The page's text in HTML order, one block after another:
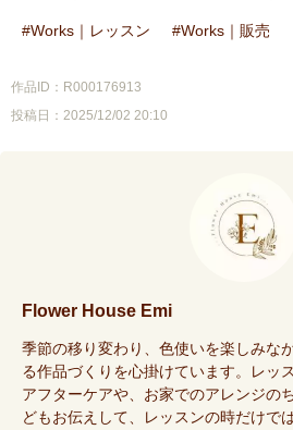
Works｜レッスン Works｜販売
作品ID：R000176913
投稿日：2025/12/02 20:10
Flower House Emi
季節の移り変わり、色使いを楽しみな
る作品づくりを心掛けています。レッ
アフターケアや、お家でのアレンジの
どもお伝えして、レッスンの時だけで